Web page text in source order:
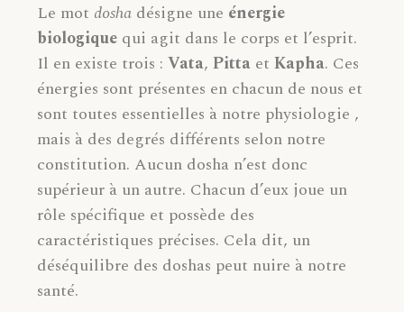
Le mot dosha désigne une énergie
biologique qui agit dans le corps et l’esprit.
Il en existe trois :Vata,Pitta etKapha. Ces
énergies sont présentes en chacun de nous et
sont toutes essentielles à notre physiologie ,
mais à des degrés différents selon notre
constitution. Aucun dosha n’est donc
supérieur à un autre. Chacun d’eux joue un
rôle spécifique et possède des
caractéristiques précises. Cela dit, un
déséquilibre des doshas peut nuire à notre
santé.